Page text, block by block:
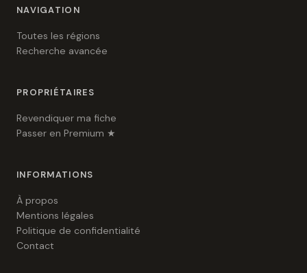
NAVIGATION
Toutes les régions
Recherche avancée
PROPRIÉTAIRES
Revendiquer ma fiche
Passer en Premium ★
INFORMATIONS
À propos
Mentions légales
Politique de confidentialité
Contact